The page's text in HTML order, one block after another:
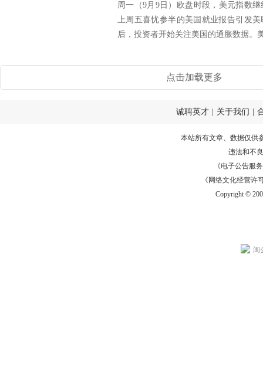
周一（9月9日）欧盘时段，美元指数
上周五喜忧参半的美国就业报告引发
后，投资者开始关注美国的通胀数据。
点击加载更多
诚聘英才 关于我们
本站所有文章、数据仅供
违法和不
《电子公告服务
《网络文化经营许
Copyright ©
闽